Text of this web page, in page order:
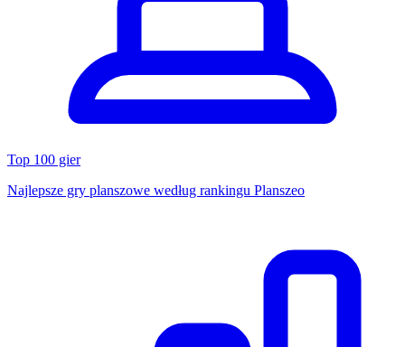
Top 100 gier
Najlepsze gry planszowe według rankingu Planszeo